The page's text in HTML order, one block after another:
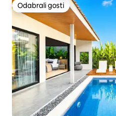
Odabrali gosti
Odabrali gosti